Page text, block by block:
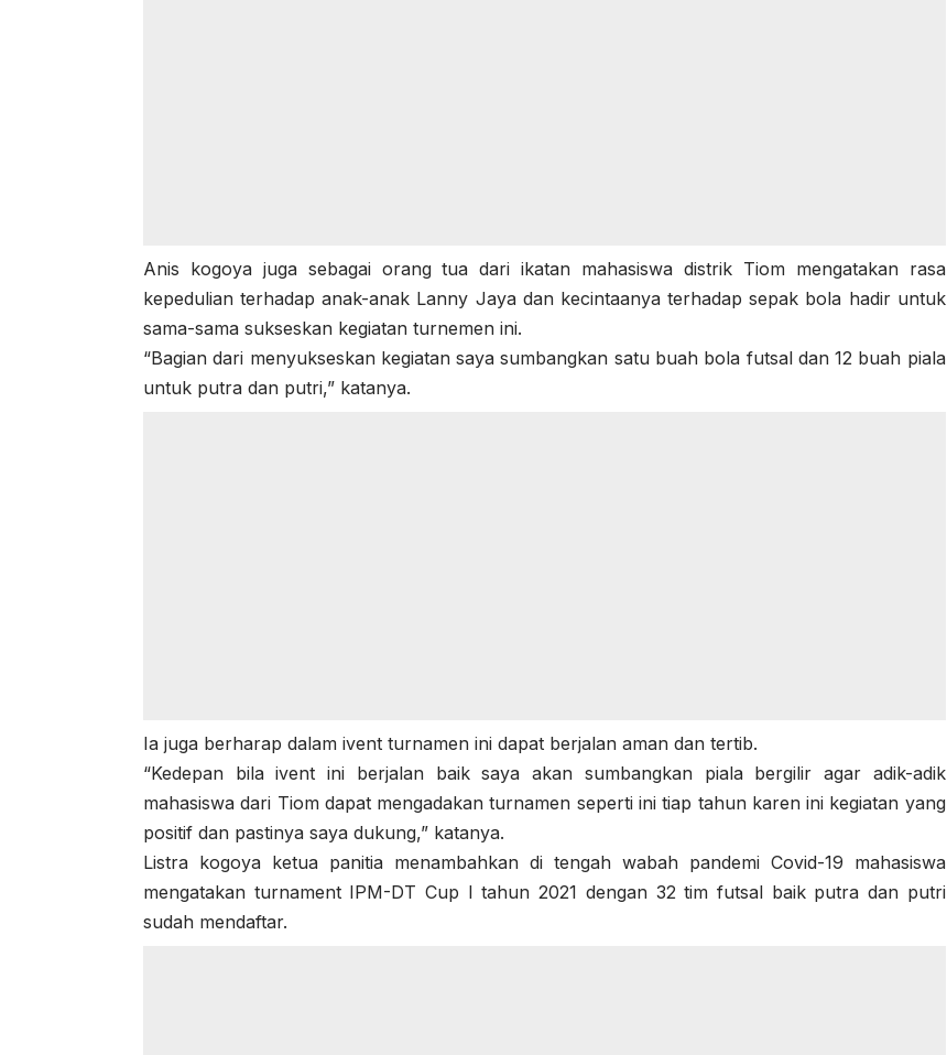
Anis kogoya juga sebagai orang tua dari ikatan mahasiswa distrik Tiom mengatakan rasa
kepedulian terhadap anak-anak Lanny Jaya dan kecintaanya terhadap sepak bola hadir untuk
sama-sama sukseskan kegiatan turnemen ini.
“Bagian dari menyukseskan kegiatan saya sumbangkan satu buah bola futsal dan 12 buah piala
untuk putra dan putri,” katanya.
Ia juga berharap dalam ivent turnamen ini dapat berjalan aman dan tertib.
“Kedepan bila ivent ini berjalan baik saya akan sumbangkan piala bergilir agar adik-adik
mahasiswa dari Tiom dapat mengadakan turnamen seperti ini tiap tahun karen ini kegiatan yang
positif dan pastinya saya dukung,” katanya.
Listra kogoya ketua panitia menambahkan di tengah wabah pandemi Covid-19 mahasiswa
mengatakan turnament IPM-DT Cup I tahun 2021 dengan 32 tim futsal baik putra dan putri
sudah mendaftar.